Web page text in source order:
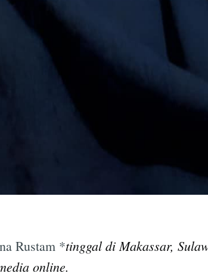
Rustam *tinggal di Makassar,
online.